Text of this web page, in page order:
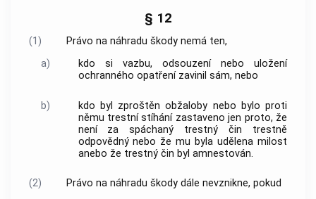
§ 12
(1)
Právo na náhradu škody nemá ten,
a)
kdo si vazbu, odsouzení nebo uložení
ochranného opatření zavinil sám, nebo
b)
kdo byl zproštěn obžaloby nebo bylo proti
němu trestní stíhání zastaveno jen proto, že
není za spáchaný trestný čin trestně
odpovědný nebo že mu byla udělena milost
anebo že trestný čin byl amnestován.
(2)
Právo na náhradu škody dále nevznikne, pokud